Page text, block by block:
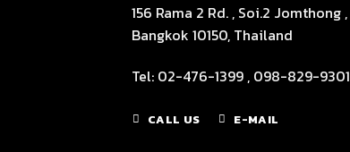
156 Rama 2 Rd. , Soi.2 Jomthong ,
Bangkok 10150, Thailand
Tel: 02-476-1399 , 098-829-9301
CALL US E-MAIL